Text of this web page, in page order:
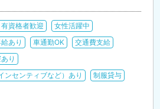
資格者歓迎
女性活躍中
あり 車通勤OK
交通費支給
り
ンセンティブなど）あり
制服貸与